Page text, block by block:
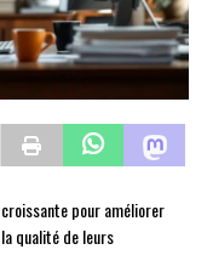
pour améliorer
qualité de leurs